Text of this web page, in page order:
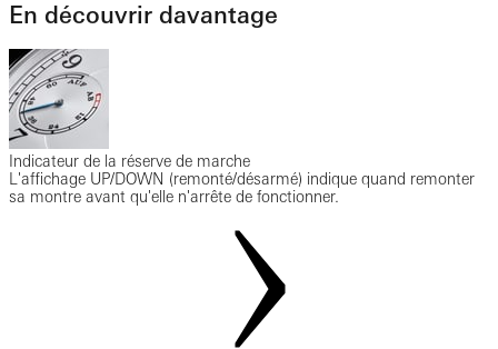
En découvrir davantage
Indicateur de la réserve de marche
L'affichage UP/DOWN (remonté/désarmé) indique quand remonter
sa montre avant qu'elle n'arrête de fonctionner.